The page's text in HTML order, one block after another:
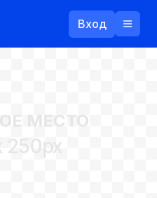
Вход
МЕСТО
250px